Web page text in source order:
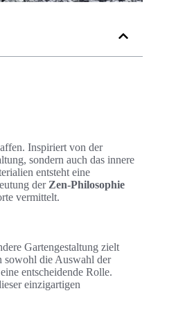
Inspiriert von der
sondern auch das innere
entsteht eine
der Zen-Philosophie
vermittelt.
Gartengestaltung zielt
sowohl die Auswahl der
eine entscheidende Rolle.
einzigartigen